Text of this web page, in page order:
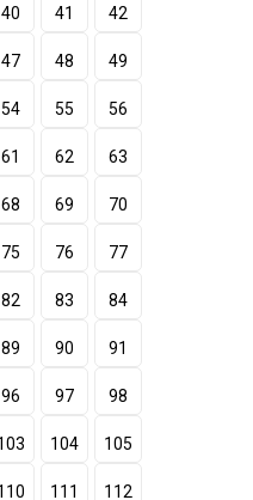
40 41 42
47 48 49
54 55 56
61 62 63
68 69 70
75 76 77
82 83 84
89 90 91
96 97 98
104 105
111 112